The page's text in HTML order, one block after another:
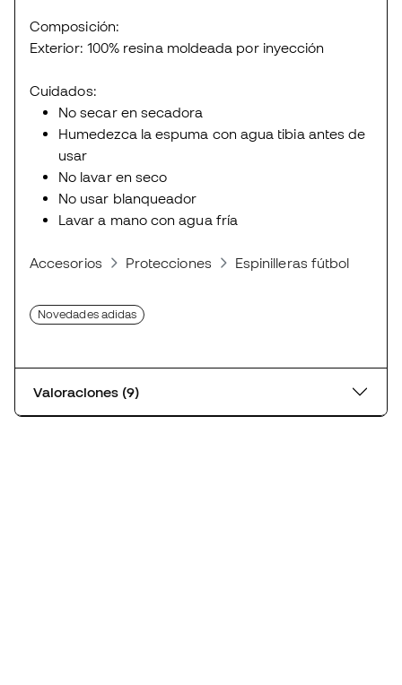
Composición:
Exterior: 100% resina moldeada por inyección
Cuidados:
No secar en secadora
Humedezca la espuma con agua tibia antes de
usar
No lavar en seco
No usar blanqueador
Lavar a mano con agua fría
Accesorios Protecciones Espinilleras fútbol
Novedades adidas
Valoraciones (9)